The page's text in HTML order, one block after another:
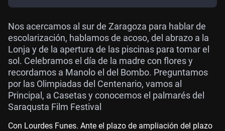
Nos acercamos al sur de Zaragoza para hablar de
escolarización, hablamos de acoso, del abrazo a la
Lonja y de la apertura de las piscinas para tomar el
sol. Celebramos el día de la madre con flores y
recordamos a Manolo el del Bombo. Preguntamos
por las Olimpiadas del Centenario, vamos al
Principal, a Casetas y conocemos el palmarés del
Saraqusta Film Festival
Con Lourdes Funes. Ante el plazo de ampliación del plazo